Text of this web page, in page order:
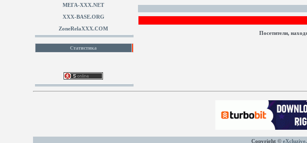
МЕГА-ХХХ.NET
XXX-BASE.ORG
ZoneRelaXXX.COM
Статистика
Посетители,
Copyright ©